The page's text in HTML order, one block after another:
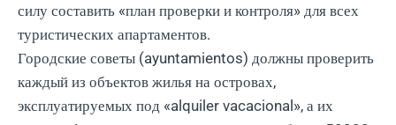
силу составить «план проверки и контроля» для всех
туристических апартаментов.
Городские советы (ayuntamientos) должны проверить
каждый из объектов жилья на островах,
эксплуатируемых под «alquiler vacacional», а их